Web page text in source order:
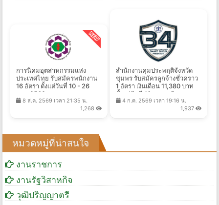
การนิคมอุตสาหกรรมแห่ง
ประเทศไทย รับสมัครพนักงาน
16 อัตรา ตั้งแต่วันที่ 10 - 26
ส.ค. 2569
8 ส.ค. 2569 เวลา 21:35 น.
1,268
สำนักงานคุมประพฤติจังหวัด
ชุมพร รับสมัครลูกจ้างชั่วคราว
1 อัตรา เงินเดือน 11,380 บาท
ตั้งแต่วันที่ 13 ก.ค. - 5 ส.ค.
2569
4 ก.ค. 2569 เวลา 19:16 น.
1,937
หมวดหมู่ที่น่าสนใจ
งานราชการ
งานรัฐวิสาหกิจ
วุฒิปริญญาตรี